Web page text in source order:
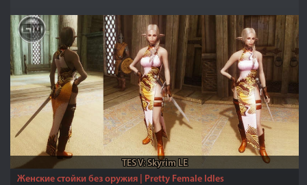
TES V: Skyrim LE
Женские стойки без оружия | Pretty Female Idles